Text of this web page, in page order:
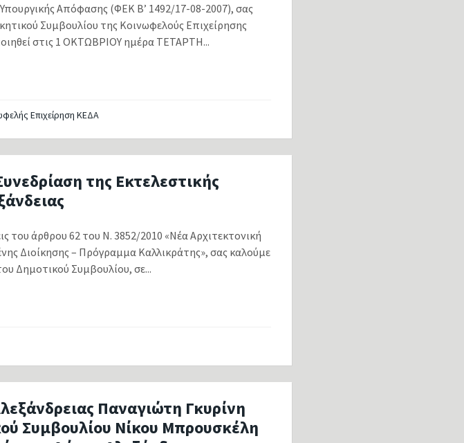
Απόφασης (ΦΕΚ Β’ 1492/17-08-2007), σας
Συμβουλίου της Κοινωφελούς Επιχείρησης
στις 1 ΟΚΤΩΒΡΙΟΥ ημέρα ΤΕΤΑΡΤΗ...
Επιχείρηση ΚΕΔΑ
της Εκτελεστικής
του άρθρου 62 του Ν. 3852/2010 «Νέα Αρχιτεκτονική
Διοίκησης – Πρόγραμμα Καλλικράτης», σας καλούμε
Δημοτικού Συμβουλίου, σε...
Παναγιώτη Γκυρίνη
Συμβουλίου Νίκου Μπρουσκέλη